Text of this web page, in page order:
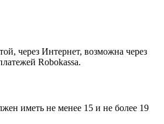
через Интернет, возможна через
Robokassa.
иметь не менее 15 и не более 19